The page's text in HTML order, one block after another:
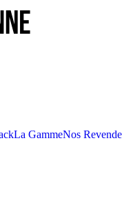
La GammeNos